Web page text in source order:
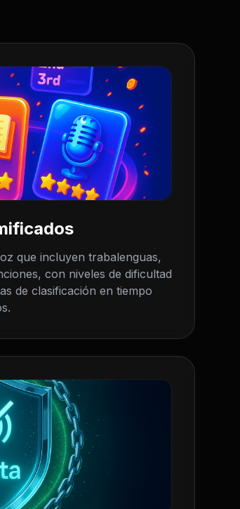
que incluyen trabalenguas,
con niveles de dificultad
de clasificación en tiempo